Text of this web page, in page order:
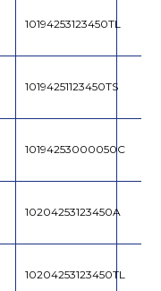
10194253123450TL
10194251123450TS
10194253000050C
10204253123450A
10204253123450TL